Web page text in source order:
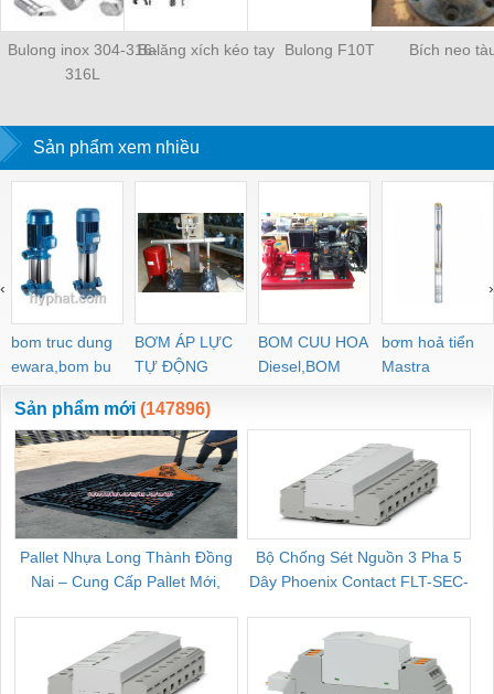
Bulong inox 304-316-
316L
Balăng xích kéo tay Bulong F10T Bích neo
Sản phẩm xem nhiều
bom truc dung
ewara,bom bu
ewara
BƠM ÁP LỰC
TỰ ĐỘNG
BOM CUU HOA
Diesel,BOM
CHUA CHAY
bơm hoả tiển
Mastra
‹ ›
Sản phẩm mới (147896)
Pallet Nhựa Long Thành Đồng
Nai – Cung Cấp Pallet Mới,
Bộ Chống Sét Nguồn 3 Pha 5
Dây Phoenix Contact FLT-SEC-